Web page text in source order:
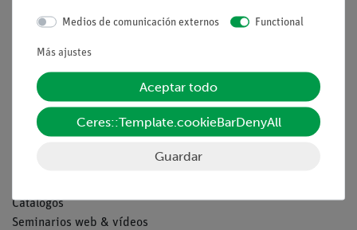
Condiciones comerciales generales
Declaración de privacidad
Pie de imprenta
Servicio
Catálogos
Seminarios web & vídeos
Medios de comunicación externos Functional
Más ajustes
Aceptar todo
Ceres::Template.cookieBarDenyAll
Guardar